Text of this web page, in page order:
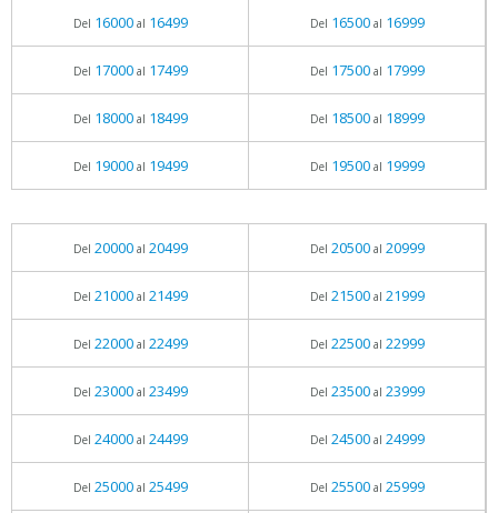
Del 16000al 16499 Del 16500al 16999
Del 17000al 17499 Del 17500al 17999
Del 18000al 18499 Del 18500al 18999
Del 19000al 19499 Del 19500al 19999
Del 20000al 20499 Del 20500al 20999
Del 21000al 21499 Del 21500al 21999
Del 22000al 22499 Del 22500al 22999
Del 23000al 23499 Del 23500al 23999
Del 24000al 24499 Del 24500al 24999
Del 25000al 25499 Del 25500al 25999